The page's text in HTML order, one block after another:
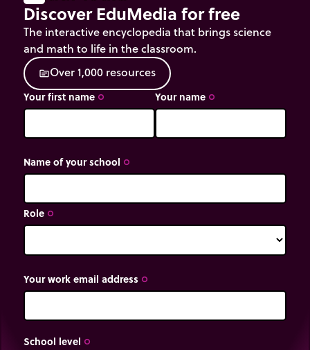
Discover EduMedia for free
The interactive encyclopedia that brings science
and math to life in the classroom.
sourceOver1,000 resources
Your first name trip_origin Your name trip_origin
Name of your school trip_origin
Role trip_origin
Your work email address trip_origin
School level trip_origin